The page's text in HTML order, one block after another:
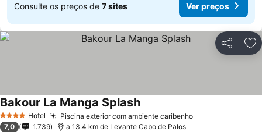
Consulte os preços de 7 sites Ver preços
Partilhar
4 EstrelasHotel Piscina exterior com ambiente caribenhoVer preços
Bakour La Manga SplashVer preços
7,0 1.739 a 13.4 km de Levante Cabo de Palos